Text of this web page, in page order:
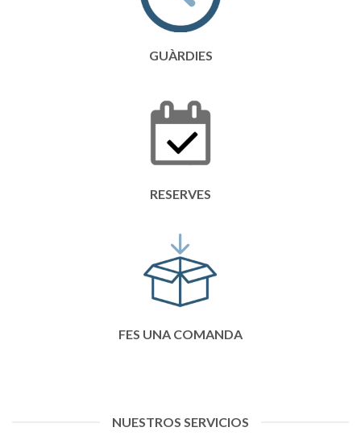
GUÀRDIES
RESERVES
FES UNA COMANDA
NUESTROS SERVICIOS